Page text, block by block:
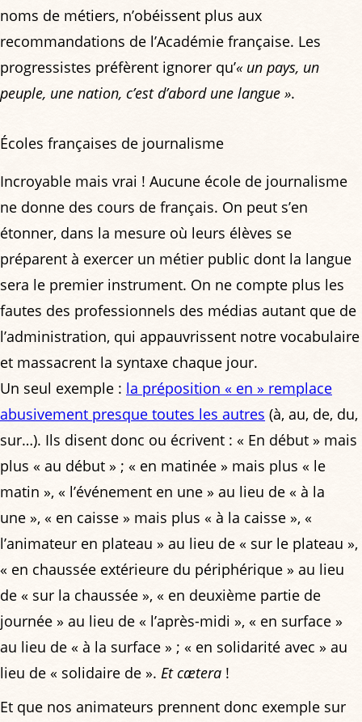
noms de métiers, n’obéissent plus aux
recommandations de l’Académie française. Les
progressistes préfèrent ignorer qu’« un pays, un
peuple, une nation, c’est d’abord une langue ».
Écoles françaises de journalisme
Incroyable mais vrai ! Aucune école de journalisme
ne donne des cours de français. On peut s’en
étonner, dans la mesure où leurs élèves se
préparent à exercer un métier public dont la langue
sera le premier instrument. On ne compte plus les
fautes des professionnels des médias autant que de
l’administration, qui appauvrissent notre vocabulaire
et massacrent la syntaxe chaque jour.
Un seul exemple : la préposition « en » remplace
abusivement presque toutes les autres (à, au, de, du,
sur…). Ils disent donc ou écrivent : « En début » mais
plus « au début » ; « en matinée » mais plus « le
matin », « l’événement en une » au lieu de « à la
une », « en caisse » mais plus « à la caisse », «
l’animateur en plateau » au lieu de « sur le plateau »,
« en chaussée extérieure du périphérique » au lieu
de « sur la chaussée », « en deuxième partie de
journée » au lieu de « l’après-midi », « en surface »
au lieu de « à la surface » ; « en solidarité avec » au
lieu de « solidaire de ». Et cætera !
Et que nos animateurs prennent donc exemple sur